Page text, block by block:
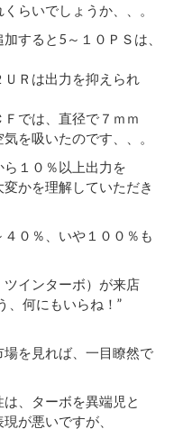
らいでしょうか、、。
すると5～１０ＰＳは、
Ｒは出力を抑えられ
では、直径で７ｍｍ
を吸いたのです、、。
１０％以上出力を
かを理解していただき
０％、いや１００％も
インターボ）が来店
、何にもいらね！”
を見れば、一目瞭然で
、ターボを異端児と
が悪いですが、